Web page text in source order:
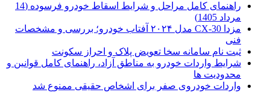
راهنمای کامل مراحل و شرایط اسقاط خودرو فرسوده (14
مرداد 1405)
مزدا CX-30 مدل ۲۰۲۴ آفتاب خودرو؛ بررسی و مشخصات
فنی
ثبت نام سامانه سخا تعویض پلاک و احراز سکونت
شرایط واردات خودرو به مناطق آزاد، راهنمای کامل قوانین و
محدودیت ها
واردات خودروی صفر برای اشخاص حقیقی ممنوع شد